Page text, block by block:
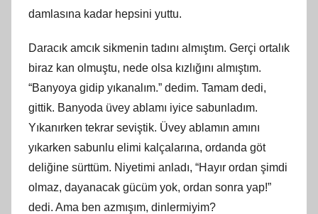
damlasına kadar hepsini yuttu.
Daracık amcık sikmenin tadını almıştım. Gerçi ortalık
biraz kan olmuştu, nede olsa kızlığını almıştım.
“Banyoya gidip yıkanalım.” dedim. Tamam dedi,
gittik. Banyoda üvey ablamı iyice sabunladım.
Yıkanırken tekrar seviştik. Üvey ablamın amını
yıkarken sabunlu elimi kalçalarına, ordanda göt
deliğine sürttüm. Niyetimi anladı, “Hayır ordan şimdi
olmaz, dayanacak gücüm yok, ordan sonra yap!”
dedi. Ama ben azmışım, dinlermiyim?